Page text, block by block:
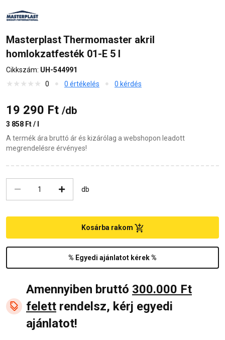
Masterplast Thermomaster akril
homlokzatfesték 01-E 5 l
Cikkszám: UH-544991
0
0 értékelés 0 kérdés
19 290 Ft /db
3 858 Ft / l
A termék ára bruttó ár és kizárólag a webshopon leadott
megrendelésre érvényes!
db
% Egyedi ajánlatot kérek %
Kosárba rakom
Amennyiben bruttó 300.000 Ft
felett rendelsz, kérj egyedi
ajánlatot!